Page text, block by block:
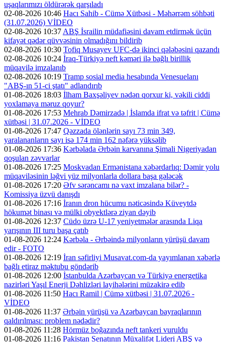
uşaqlarımızı öldürərək qarşıladı
02-08-2026 10:46 Hacı Sahib - Cümə Xütbəsi - Məhərrəm söhbəti
(31.07.2026) VİDEO
02-08-2026 10:37 ABŞ İsrailin müdafiəsini davam etdirmək üçün
kifayət qədər qüvvəsinin olmadığını bildirib
02-08-2026 10:30 Tofiq Musayev UFC-də ikinci qələbəsini qazandı
02-08-2026 10:24 İraq-Türkiyə neft kəməri ilə bağlı birillik
müqavilə imzalanıb
02-08-2026 10:19 Tramp sosial media hesabında Venesuelanı
"ABŞ-ın 51-ci ştatı" adlandırıb
01-08-2026 18:03 İlham Baxşəliyev nədən qorxur ki, vəkili ciddi
yoxlamaya məruz qoyur?
01-08-2026 17:53 Mehrab Dəmirzadə | İslamda ifrat və təfrit | Cümə
xütbəsi | 31.07.2026 - VİDEO
01-08-2026 17:47 Qəzzada ölənlərin sayı 73 min 349,
yaralananların sayı isə 174 min 162 nəfərə yüksəlib
01-08-2026 17:36 Kərbəlada Ərbəin karvanına Şimali Nigeriyadan
qoşulan zəvvarlar
01-08-2026 17:25 Moskvadan Ermənistana xəbərdarlıq: Dəmir yolu
müqaviləsinin ləğvi yüz milyonlarla dollara başa gələcək
01-08-2026 17:20 Əfv sərəncamı nə vaxt imzalana bilər? -
Komissiya üzvü danışdı
01-08-2026 17:16 İranın dron hücumu nəticəsində Küveytdə
hökumət binası və mülki obyektlərə ziyan dəyib
01-08-2026 12:37 Cüdo üzrə U-17 yeniyetmələr arasında Liqa
yarışının III turu başa çatıb
01-08-2026 12:24 Kərbəla - Ərbəində milyonların yürüşü davam
edir - FOTO
01-08-2026 12:19 İran səfirliyi Musavat.com-da yayımlanan xəbərlə
bağlı etiraz məktubu göndərib
01-08-2026 12:00 İstanbulda Azərbaycan və Türkiyə energetika
nazirləri Yaşıl Enerji Dəhlizləri layihələrini müzakirə edib
01-08-2026 11:50 Hacı Ramil | Cümə xütbəsi | 31.07.2026 -
VİDEO
01-08-2026 11:37 Ərbəin yürüşü və Azərbaycan bayraqlarının
qaldırılması: problem nədədir?
01-08-2026 11:28 Hörmüz boğazında neft tankeri vuruldu
01-08-2026 11:16 Pakistan Senatının Müxalifət Lideri ABŞ və